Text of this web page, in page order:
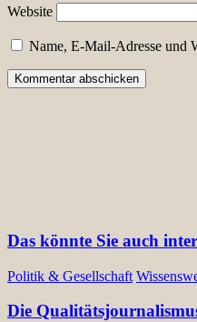
Website
Name, E-Mail-Adresse und
Das könnte Sie auch
Politik & Gesellschaft
Die